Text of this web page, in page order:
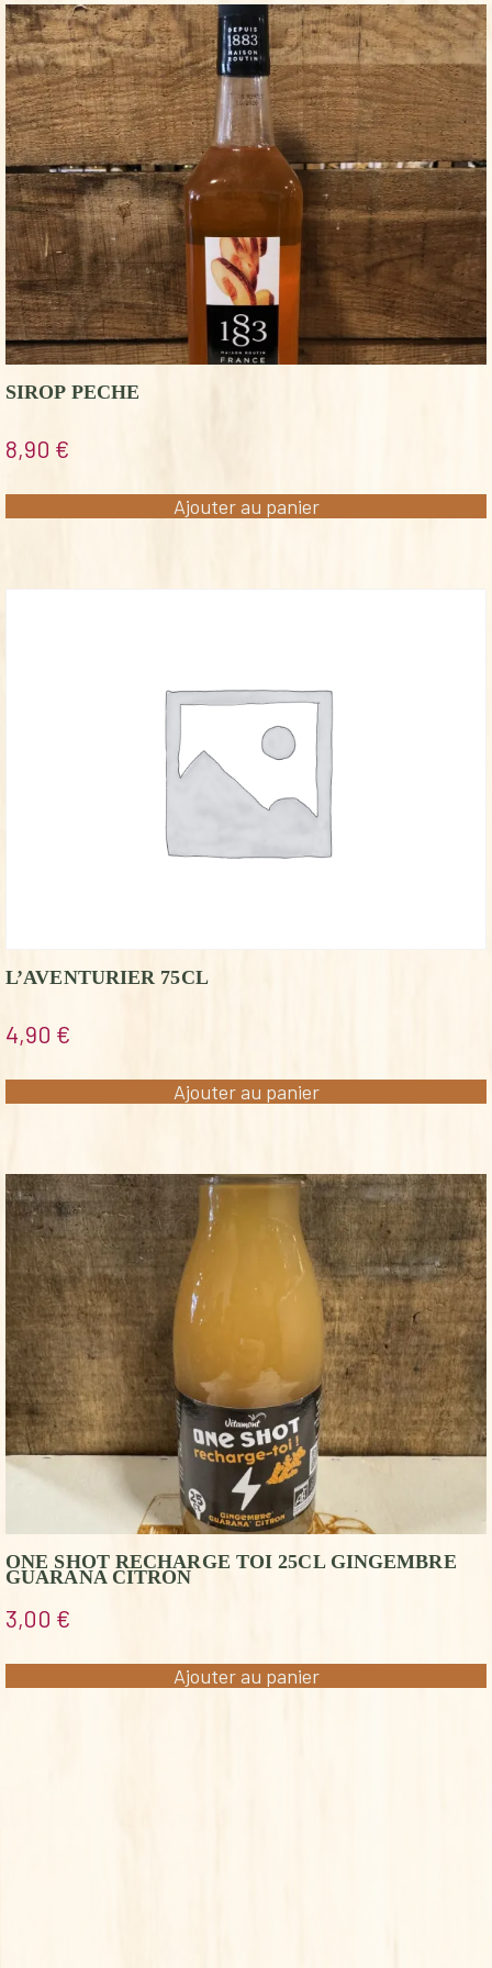
SIROP PECHE
8,90 €
Ajouter au panier
L’AVENTURIER 75CL
4,90 €
Ajouter au panier
ONE SHOT RECHARGE TOI 25CL GINGEMBRE
GUARANA CITRON
3,00 €
Ajouter au panier